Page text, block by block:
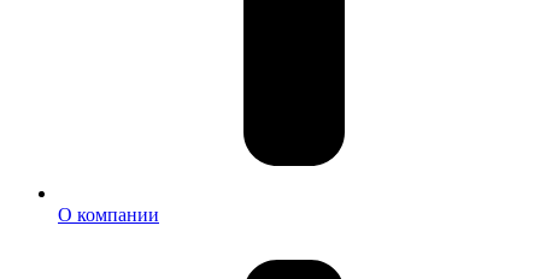
О компании